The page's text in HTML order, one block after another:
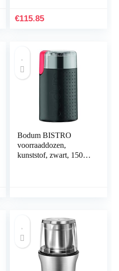
€115.85
Bodum BISTRO
voorraaddozen,
kunststof, zwart, 150